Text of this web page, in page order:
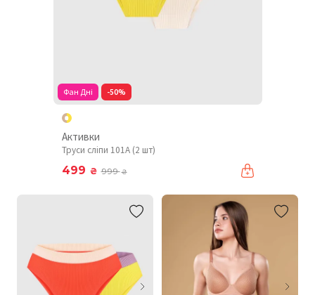
Фан Дні -50%
Активки
Труси сліпи 101A (2 шт)
499 ₴ 999₴